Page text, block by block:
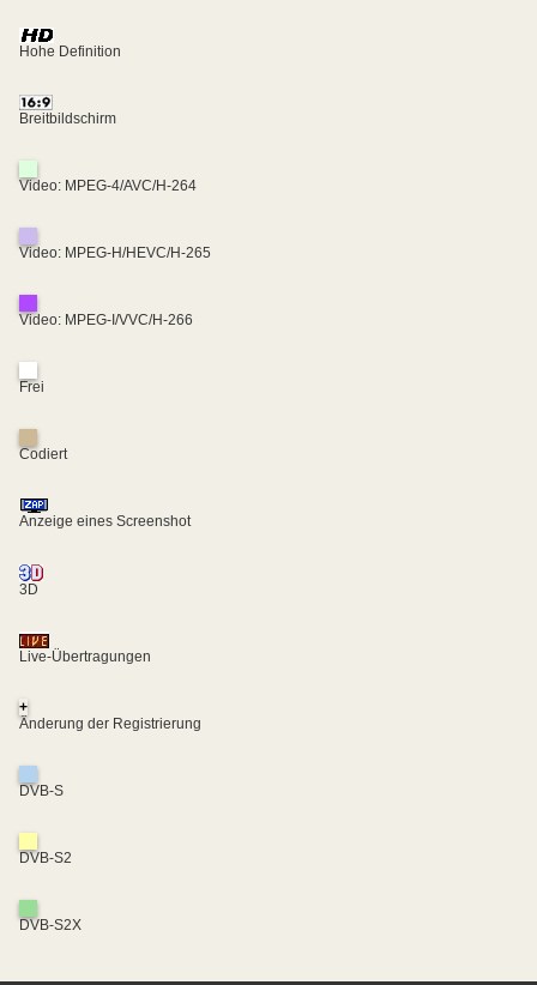
Hohe Definition
Breitbildschirm
Video: MPEG-4/AVC/H-264
Video: MPEG-H/HEVC/H-265
Video: MPEG-I/VVC/H-266
Frei
Codiert
Anzeige eines Screenshot
3D
Live-Übertragungen
+
Änderung der Registrierung
DVB-S
DVB-S2
DVB-S2X